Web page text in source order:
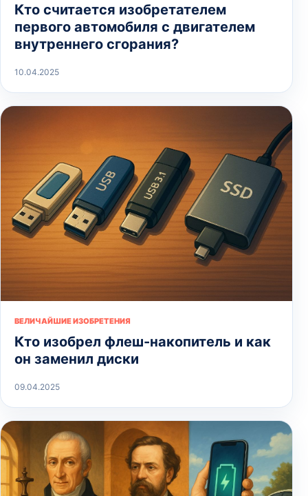
Кто считается изобретателем
первого автомобиля с двигателем
внутреннего сгорания?
10.04.2025
ВЕЛИЧАЙШИЕ ИЗОБРЕТЕНИЯ
Кто изобрел флеш-накопитель и как
он заменил диски
09.04.2025